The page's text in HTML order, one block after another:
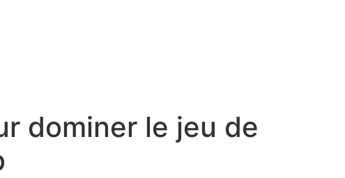
dominer le jeu de